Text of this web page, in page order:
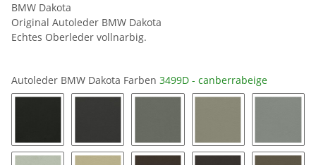
BMW Dakota
Original Autoleder BMW Dakota
Echtes Oberleder vollnarbig.
Autoleder BMW Dakota Farben 3499D - canberrabeige
0500D - schwarz1255 - basaltgrau1418D - grau1598D - everestgrau
1605D